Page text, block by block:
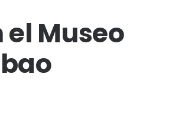
Museo